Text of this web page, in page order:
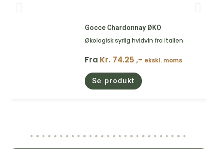
Gocce Chardonnay ØKO
Økologisk syrlig hvidvin fra Italien
Fra Kr. 74.25 ,- ekskl. moms
Se produkt